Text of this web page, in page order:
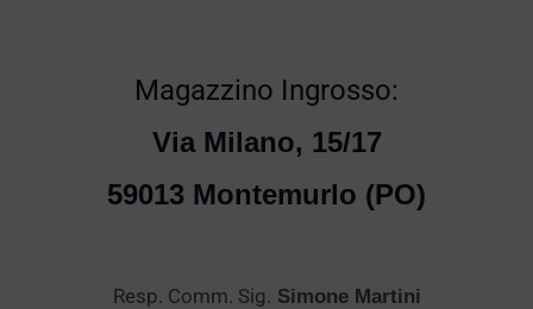
Magazzino Ingrosso:
Via Milano, 15/17
59013 Montemurlo (PO)
Resp. Comm. Sig. Simone Martini